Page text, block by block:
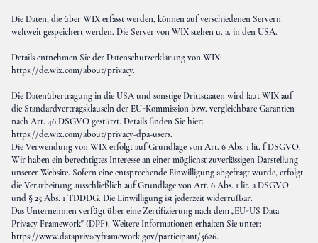
Die Daten, die über WIX erfasst werden, können auf verschiedenen Servern
weltweit gespeichert werden. Die Server von WIX stehen u. a. in den USA.
Details entnehmen Sie der Datenschutzerklärung von WIX:
https://de.wix.com/about/privacy.
Die Datenübertragung in die USA und sonstige Drittstaaten wird laut WIX auf
die Standardvertragsklauseln der EU-Kommission bzw. vergleichbare Garantien
nach Art. 46 DSGVO gestützt. Details finden Sie hier:
https://de.wix.com/about/privacy-dpa-users.
Die Verwendung von WIX erfolgt auf Grundlage von Art. 6 Abs. 1 lit. f DSGVO.
Wir haben ein berechtigtes Interesse an einer möglichst zuverlässigen Darstellung
unserer Website. Sofern eine entsprechende Einwilligung abgefragt wurde, erfolgt
die Verarbeitung ausschließlich auf Grundlage von Art. 6 Abs. 1 lit. a DSGVO
und § 25 Abs. 1 TDDDG. Die Einwilligung ist jederzeit widerrufbar.
Das Unternehmen verfügt über eine Zertifizierung nach dem „EU-US Data
Privacy Framework" (DPF). Weitere Informationen erhalten Sie unter:
https://www.dataprivacyframework.gov/participant/5626.